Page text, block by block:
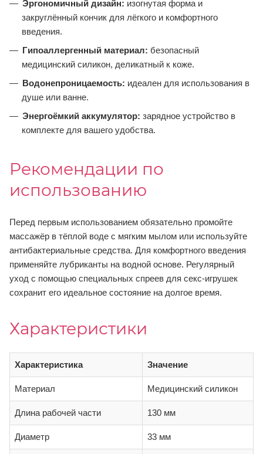
Эргономичный дизайн: изогнутая форма и
закруглённый кончик для лёгкого и комфортного
введения.
Гипоаллергенный материал: безопасный
медицинский силикон, деликатный к коже.
Водонепроницаемость: идеален для использования в
душе или ванне.
Энергоёмкий аккумулятор: зарядное устройство в
комплекте для вашего удобства.
Рекомендации по
использованию
Перед первым использованием обязательно промойте
массажёр в тёплой воде с мягким мылом или используйте
антибактериальные средства. Для комфортного введения
применяйте лубриканты на водной основе. Регулярный
уход с помощью специальных спреев для секс-игрушек
сохранит его идеальное состояние на долгое время.
Характеристики
Характеристика Значение
Материал Медицинский силикон
Длина рабочей части 130 мм
Диаметр 33 мм